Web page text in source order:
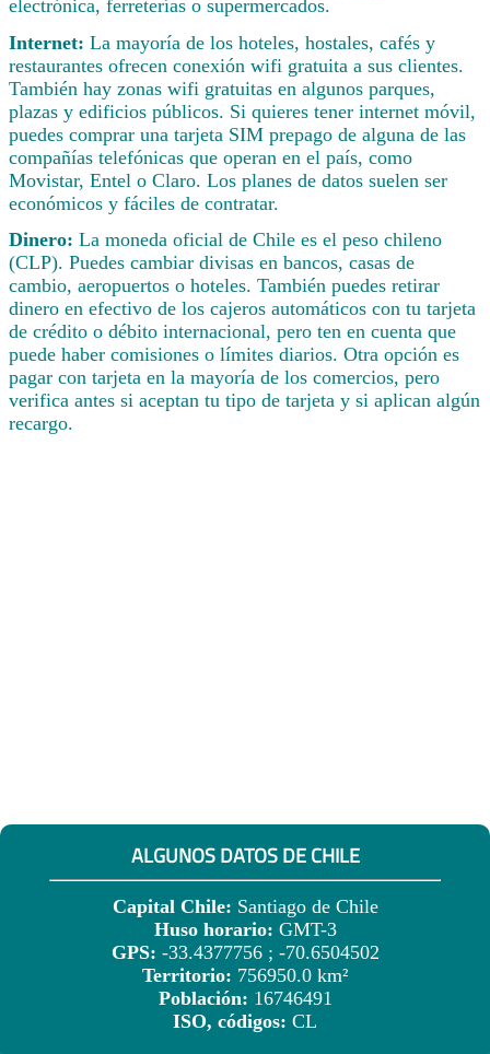
electrónica, ferreterías o supermercados.
Internet: La mayoría de los hoteles, hostales, cafés y
restaurantes ofrecen conexión wifi gratuita a sus clientes.
También hay zonas wifi gratuitas en algunos parques,
plazas y edificios públicos. Si quieres tener internet móvil,
puedes comprar una tarjeta SIM prepago de alguna de las
compañías telefónicas que operan en el país, como
Movistar, Entel o Claro. Los planes de datos suelen ser
económicos y fáciles de contratar.
Dinero: La moneda oficial de Chile es el peso chileno
(CLP). Puedes cambiar divisas en bancos, casas de
cambio, aeropuertos o hoteles. También puedes retirar
dinero en efectivo de los cajeros automáticos con tu tarjeta
de crédito o débito internacional, pero ten en cuenta que
puede haber comisiones o límites diarios. Otra opción es
pagar con tarjeta en la mayoría de los comercios, pero
verifica antes si aceptan tu tipo de tarjeta y si aplican algún
recargo.
ALGUNOS DATOS DE CHILE
Capital Chile: Santiago de Chile
Huso horario: GMT-3
GPS: -33.4377756 ; -70.6504502
Territorio: 756950.0 km²
Población: 16746491
ISO, códigos: CL